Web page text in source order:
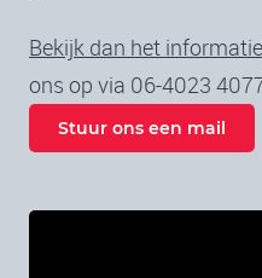
Bekijk dan het
ons op via 06-4023
Stuur ons een mail